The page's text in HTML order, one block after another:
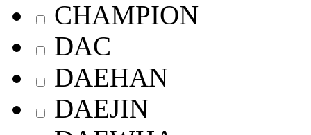
CHAMPION
DAC
DAEHAN
DAEJIN